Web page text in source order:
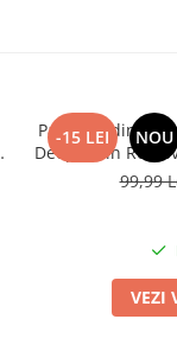
-15 LEI NOU
Pasta de dinți
Deep Stain
99,99
VEZI